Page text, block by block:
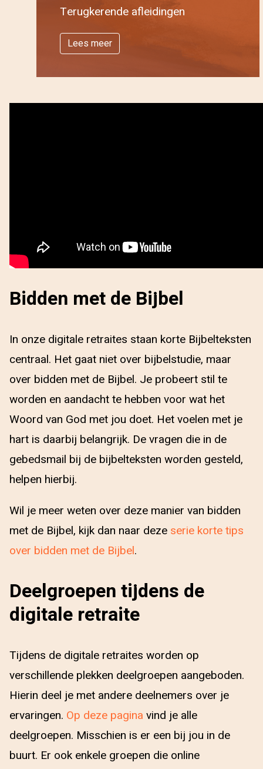
Terugkerende afleidingen
Lees meer
Bidden met de Bijbel
In onze digitale retraites staan korte Bijbelteksten
centraal. Het gaat niet over bijbelstudie, maar
over bidden met de Bijbel. Je probeert stil te
worden en aandacht te hebben voor wat het
Woord van God met jou doet. Het voelen met je
hart is daarbij belangrijk. De vragen die in de
gebedsmail bij de bijbelteksten worden gesteld,
helpen hierbij.
Wil je meer weten over deze manier van bidden
met de Bijbel, kijk dan naar deze serie korte tips
over bidden met de Bijbel.
Deelgroepen tijdens de
digitale retraite
Tijdens de digitale retraites worden op
verschillende plekken deelgroepen aangeboden.
Hierin deel je met andere deelnemers over je
ervaringen. Op deze pagina vind je alle
deelgroepen. Misschien is er een bij jou in de
buurt. Er ook enkele groepen die online